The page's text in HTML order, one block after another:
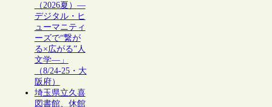
（2026夏）―
デジタル・ヒ
ューマニティ
ーズで“繋が
る×広がる”人
文学―」
（8/24-25・大
阪府）
埼玉県立久喜
図書館、休館